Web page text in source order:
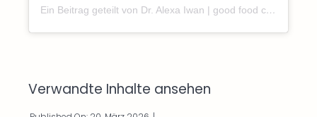
Ein Beitrag geteilt von Dr. Alexa Iwan | good food concepts (@dr.alexaiwan)
Verwandte Inhalte ansehen